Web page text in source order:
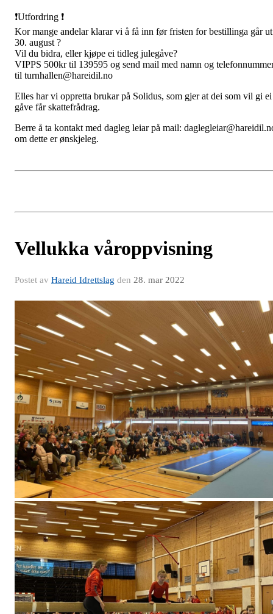
❗️Utfordring ❗️
Kor mange andelar klarar vi å få inn før fristen for bestillinga går ut
30. august ?
Vil du bidra, eller kjøpe ei tidleg julegåve?
VIPPS 500kr til 139595 og send mail med namn og
til turnhallen@hareidil.no
Elles har vi oppretta brukar på Solidus, som gjer at dei som vil gi ei
gåve får skattefrådrag.
Berre å ta kontakt med dagleg leiar på mail:
om dette er ønskjeleg.
Vellukka våroppvisning
Postet av Hareid Idrettslag den 28. mar 2022